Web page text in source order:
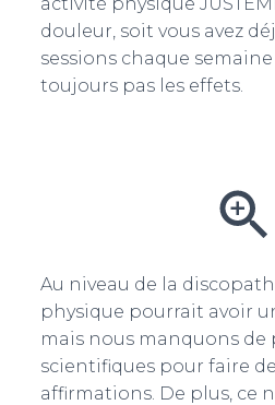
douleur, soit vous avez
sessions chaque
toujours pas les effets.
Au niveau de la
physique pourrait avoir
mais nous manquons de
scientifiques pour faire
affirmations. De plus, ce